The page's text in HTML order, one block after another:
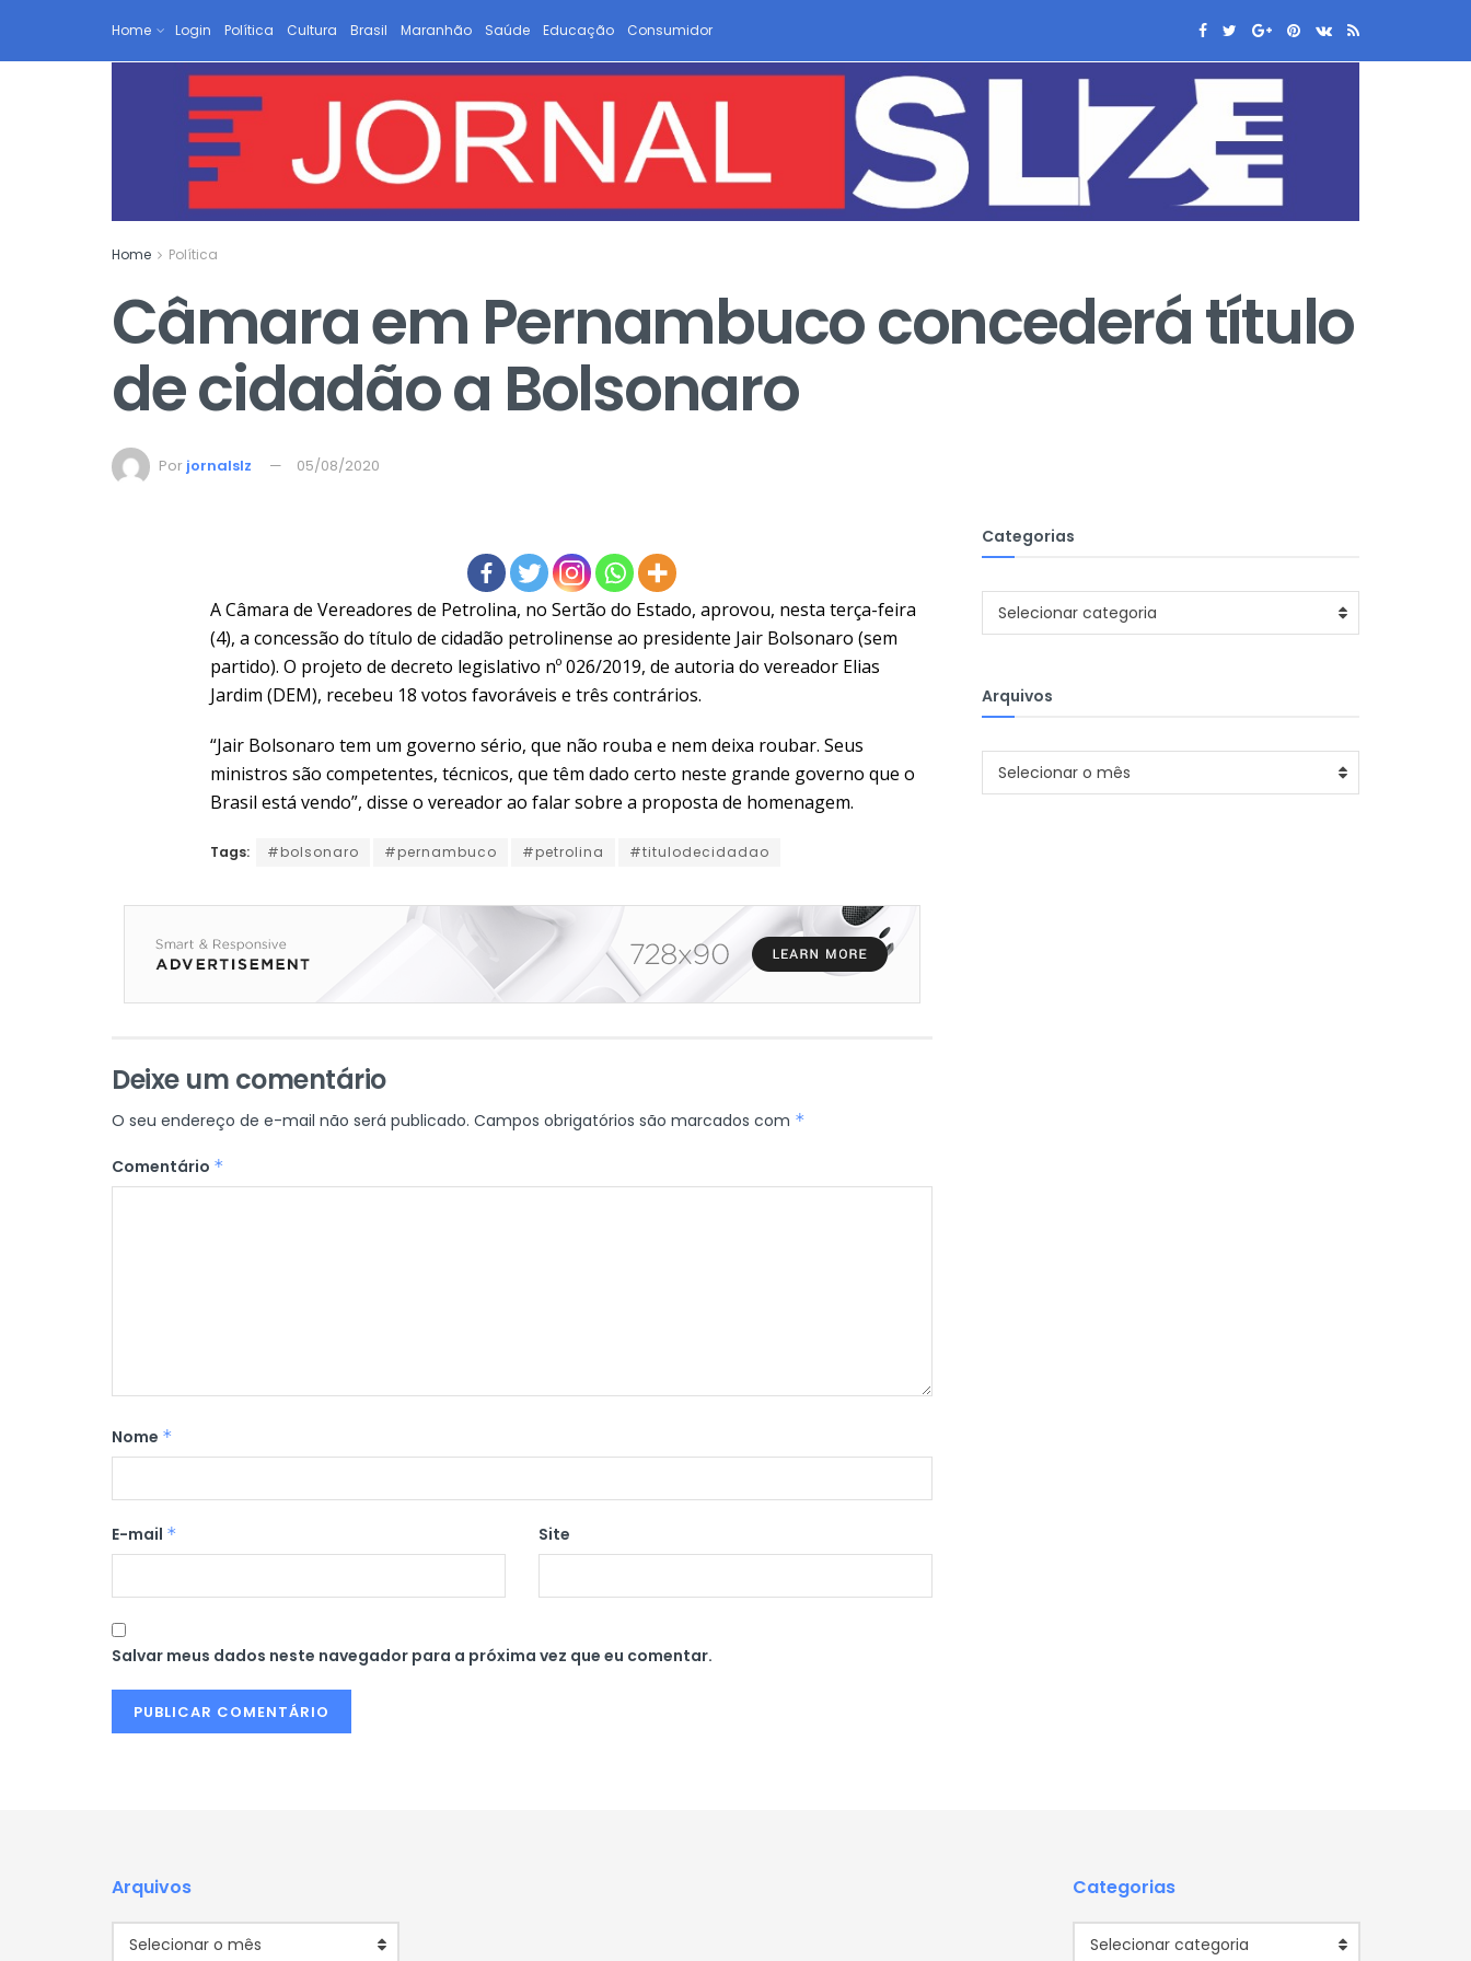
Home Login Política Cultura Brasil Maranhão Saúde Educação Consumidor
Home Política
Câmara em Pernambuco concederá título
de cidadão a Bolsonaro
Por jornalslz 05/08/2020
A Câmara de Vereadores de Petrolina, no Sertão do Estado, aprovou, nesta terça-feira
(4), a concessão do título de cidadão petrolinense ao presidente Jair Bolsonaro (sem
partido). O projeto de decreto legislativo nº 026/2019, de autoria do vereador Elias
Jardim (DEM), recebeu 18 votos favoráveis e três contrários.
“Jair Bolsonaro tem um governo sério, que não rouba e nem deixa roubar. Seus
ministros são competentes, técnicos, que têm dado certo neste grande governo que o
Brasil está vendo”, disse o vereador ao falar sobre a proposta de homenagem.
Tags: #bolsonaro #pernambuco #petrolina #titulodecidadao
Deixe um comentário
O seu endereço de e-mail não será publicado. Campos obrigatórios são marcados com *
Comentário *
Nome *
E-mail * Site
Salvar meus dados neste navegador para a próxima vez que eu comentar.
Categorias
Categorias
Selecionar categoria
Arquivos
Arquivos
Selecionar o mês
Arquivos
Selecionar o mês
Categorias
Selecionar categoria